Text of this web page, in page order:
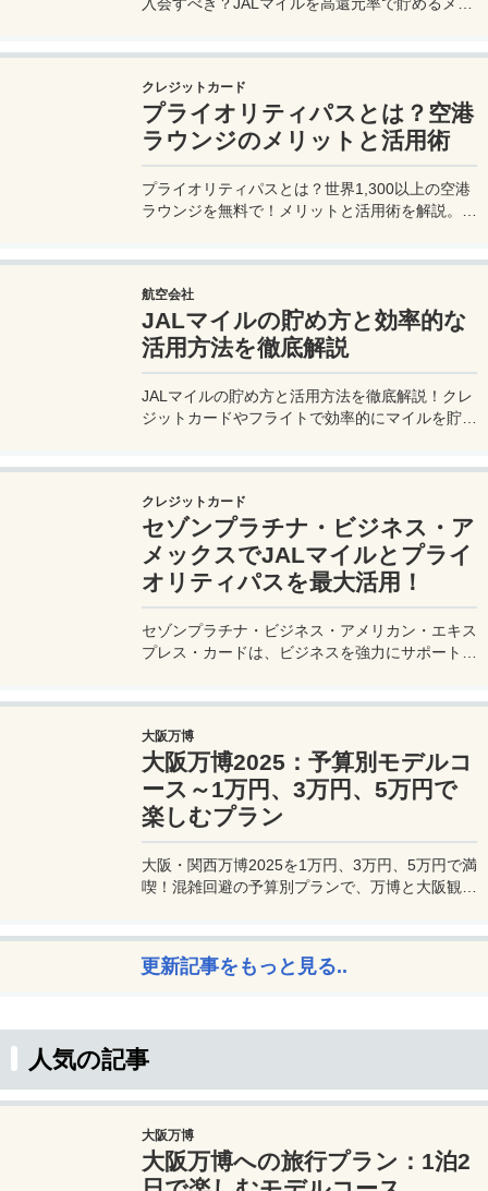
クレジットカード
プライオリティパスとは？空港
ラウンジのメリットと活用術
プライオリティパスとは？世界1,300以上の空港
ラウンジを無料で！メリットと活用術を解説。セ
航空会社
JALマイルの貯め方と効率的な
活用方法を徹底解説
JALマイルの貯め方と活用方法を徹底解説！クレ
ジットカードやフライトで効率的にマイルを貯
クレジットカード
セゾンプラチナ・ビジネス・ア
メックスでJALマイルとプライ
オリティパスを最大活用！
セゾンプラチナ・ビジネス・アメリカン・エキス
プレス・カードは、ビジネスを強力にサポートす
最適です。初年度の年会費無料も魅力。ステータ
スと実用性を兼ね備えたビジネスカードで、あな
たのビジネスをワンランクアップさせませんか？
大阪万博
大阪万博2025：予算別モデルコ
ース～1万円、3万円、5万円で
楽しむプラン
大阪・関西万博2025を1万円、3万円、5万円で満
喫！混雑回避の予算別プランで、万博と大阪観光
更新記事をもっと見る..
人気の記事
大阪万博
大阪万博への旅行プラン：1泊2